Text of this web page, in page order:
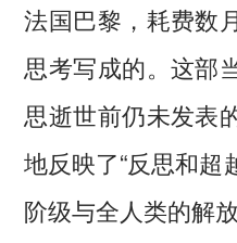
法国巴黎，耗费数
思考写成的。这部
思逝世前仍未发表
地反映了“反思和
阶级与全人类的解